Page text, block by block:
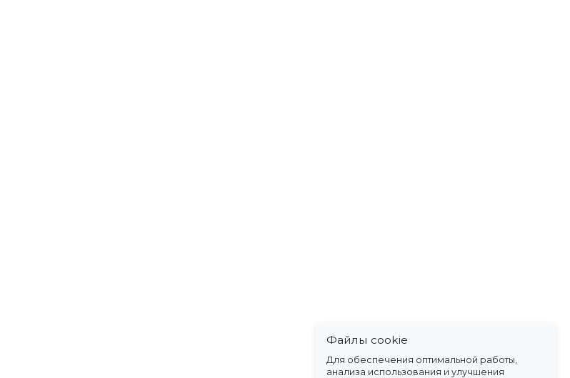
Файлы cookie
Для обеспечения оптимальной работы,
анализа использования и улучшения